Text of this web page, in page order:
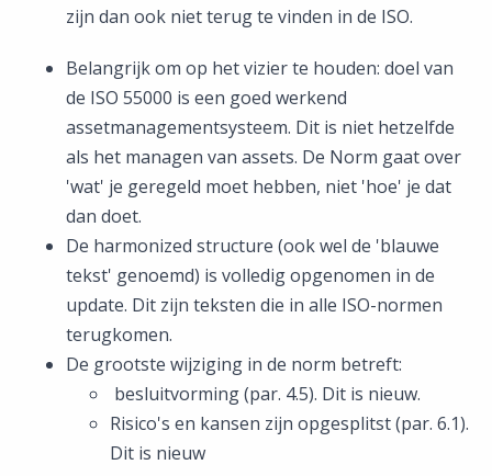
zijn dan ook niet terug te vinden in de ISO.
Belangrijk om op het vizier te houden: doel van
de ISO 55000 is een goed werkend
assetmanagementsysteem. Dit is niet hetzelfde
als het managen van assets. De Norm gaat over
'wat' je geregeld moet hebben, niet 'hoe' je dat
dan doet.
De harmonized structure (ook wel de 'blauwe
tekst' genoemd) is volledig opgenomen in de
update. Dit zijn teksten die in alle ISO-normen
terugkomen.
De grootste wijziging in de norm betreft:
besluitvorming (par. 4.5). Dit is nieuw.
Risico's en kansen zijn opgesplitst (par. 6.1).
Dit is nieuw